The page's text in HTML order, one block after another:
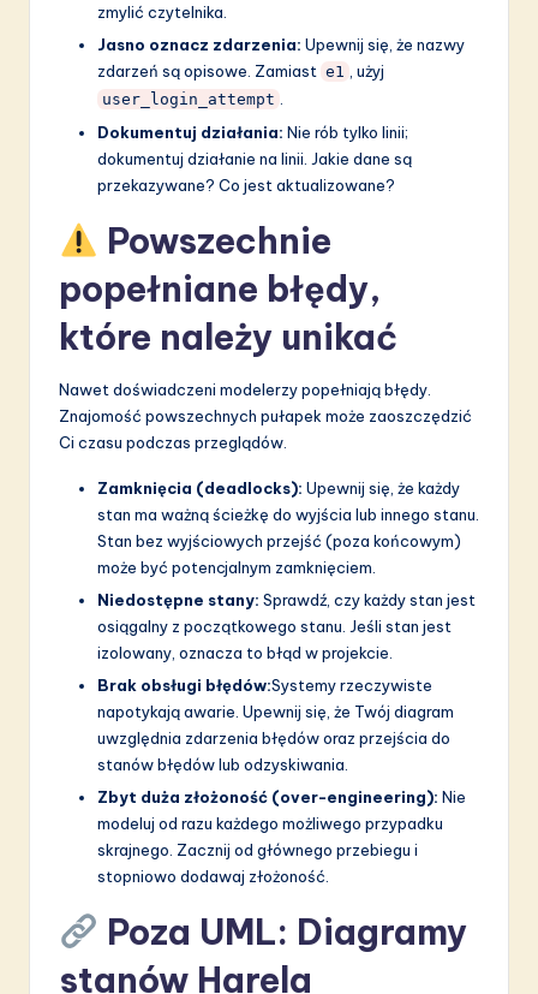
zmylić czytelnika.
Jasno oznacz zdarzenia: Upewnij się, że nazwy
zdarzeń są opisowe. Zamiast e1 , użyj
user_login_attempt
Dokumentuj działania: Nie rób tylko linii;
dokumentuj działanie na linii. Jakie dane są
przekazywane? Co jest aktualizowane?
Powszechnie
popełniane błędy,
które należy unikać
Nawet doświadczeni modelerzy popełniają błędy.
Znajomość powszechnych pułapek może zaoszczędzić
Ci czasu podczas przeglądów.
Zamknięcia (deadlocks): Upewnij się, że każdy
stan ma ważną ścieżkę do wyjścia lub innego stanu.
Stan bez wyjściowych przejść (poza końcowym)
może być potencjalnym zamknięciem.
Niedostępne stany: Sprawdź, czy każdy stan jest
osiągalny z początkowego stanu. Jeśli stan jest
izolowany, oznacza to błąd w projekcie.
Brak obsługi błędów:Systemy rzeczywiste
napotykają awarie. Upewnij się, że Twój diagram
uwzględnia zdarzenia błędów oraz przejścia do
stanów błędów lub odzyskiwania.
Zbyt duża złożoność (over-engineering): Nie
modeluj od razu każdego możliwego przypadku
skrajnego. Zacznij od głównego przebiegu i
stopniowo dodawaj złożoność.
Poza UML: Diagramy
stanów Harela